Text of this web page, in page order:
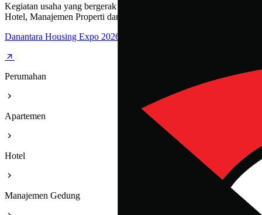
Kegiatan usaha yang bergerak dibidang Perumahan, Apartemen,
Hotel, Manajemen Properti dan Rest Area
Danantara Housing Expo 2026
Perumahan
Apartemen
Hotel
Manajemen Gedung